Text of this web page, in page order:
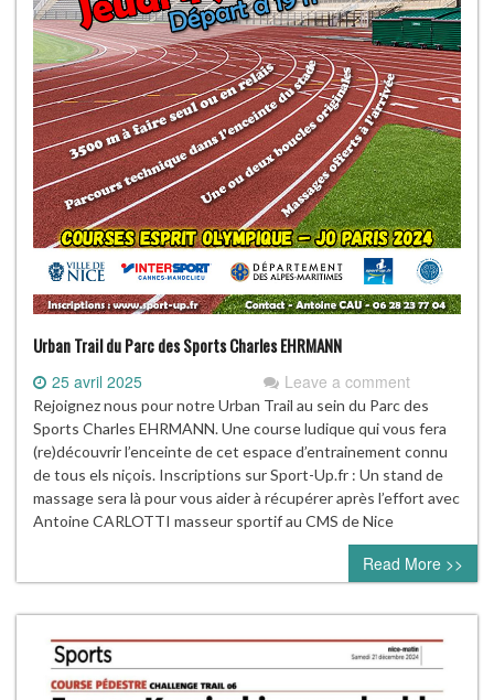
Urban Trail du Parc des Sports Charles EHRMANN
25 avril 2025 Leave a comment
Rejoignez nous pour notre Urban Trail au sein du Parc des
Sports Charles EHRMANN. Une course ludique qui vous fera
(re)découvrir l’enceinte de cet espace d’entrainement connu
de tous els niçois. Inscriptions sur Sport-Up.fr : Un stand de
massage sera là pour vous aider à récupérer après l’effort avec
Antoine CARLOTTI masseur sportif au CMS de Nice
Read More >>